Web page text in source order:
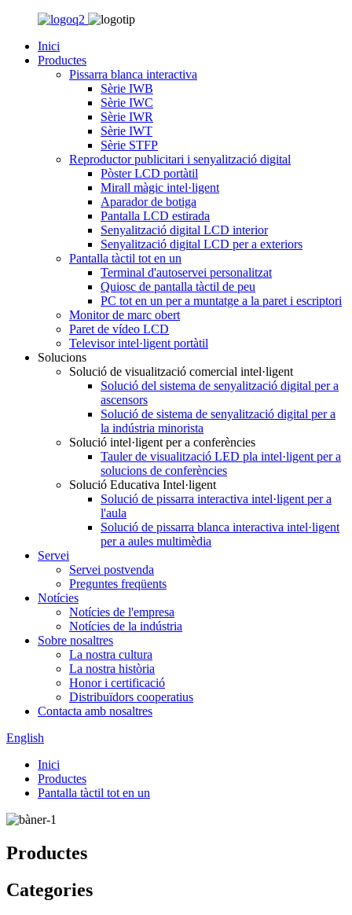
Inici
Productes
Pissarra blanca interactiva
Sèrie IWB
Sèrie IWC
Sèrie IWR
Sèrie IWT
Sèrie STFP
Reproductor publicitari i senyalització digital
Pòster LCD portàtil
Mirall màgic intel·ligent
Aparador de botiga
Pantalla LCD estirada
Senyalització digital LCD interior
Senyalització digital LCD per a exteriors
Pantalla tàctil tot en un
Terminal d'autoservei personalitzat
Quiosc de pantalla tàctil de peu
PC tot en un per a muntatge a la paret i escriptori
Monitor de marc obert
Paret de vídeo LCD
Televisor intel·ligent portàtil
Solucions
Solució de visualització comercial intel·ligent
Solució del sistema de senyalització digital per a
ascensors
Solució de sistema de senyalització digital per a
la indústria minorista
Solució intel·ligent per a conferències
Tauler de visualització LED pla intel·ligent per a
solucions de conferències
Solució Educativa Intel·ligent
Solució de pissarra interactiva intel·ligent per a
l'aula
Solució de pissarra blanca interactiva intel·ligent
per a aules multimèdia
Servei
Servei postvenda
Preguntes freqüents
Notícies
Notícies de l'empresa
Notícies de la indústria
Sobre nosaltres
La nostra cultura
La nostra història
Honor i certificació
Distribuïdors cooperatius
Contacta amb nosaltres
English
Inici
Productes
Pantalla tàctil tot en un
Productes
Categories